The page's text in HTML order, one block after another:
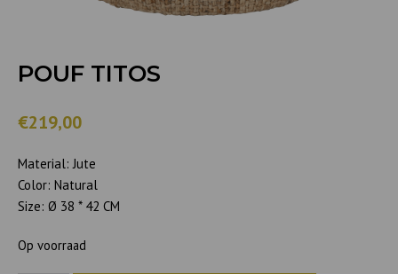
POUF TITOS
€219,00
Material: Jute
Color: Natural
Size: Ø 38 * 42 CM
Op voorraad